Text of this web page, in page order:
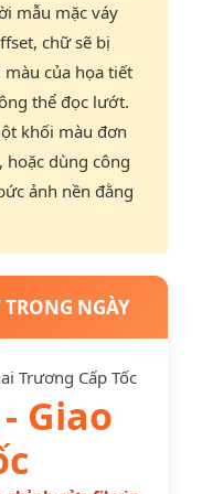
mẫu mặc váy
chữ sẽ bị
của họa tiết
thể đọc lướt.
khối màu đơn
hoặc dùng công
ảnh nền đằng
NGÀY
Trương Cấp Tốc
Giao